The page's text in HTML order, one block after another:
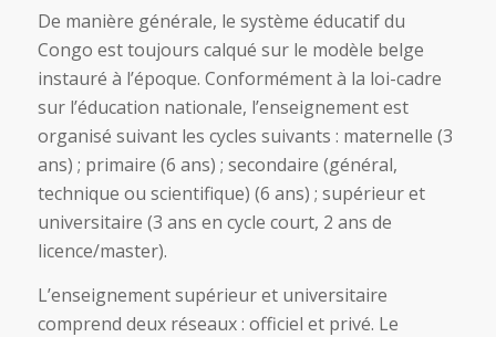
De manière générale, le système éducatif du
Congo est toujours calqué sur le modèle belge
instauré à l’époque. Conformément à la loi-cadre
sur l’éducation nationale, l’enseignement est
organisé suivant les cycles suivants : maternelle (3
ans) ; primaire (6 ans) ; secondaire (général,
technique ou scientifique) (6 ans) ; supérieur et
universitaire (3 ans en cycle court, 2 ans de
licence/master).
L’enseignement supérieur et universitaire
comprend deux réseaux : officiel et privé. Le